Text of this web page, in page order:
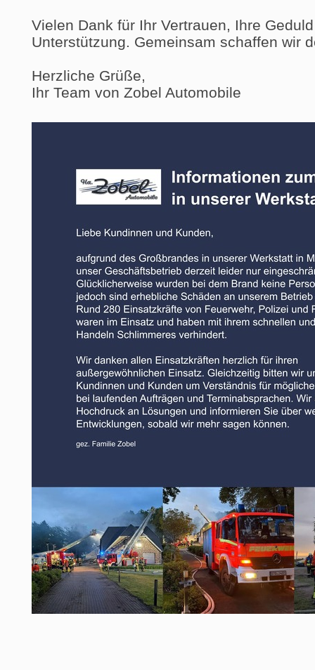
Vielen Dank für Ihr Vertrauen, Ihre
Unterstützung. Gemeinsam schaffen wir
Herzliche Grüße,
Ihr Team von Zobel Automobile